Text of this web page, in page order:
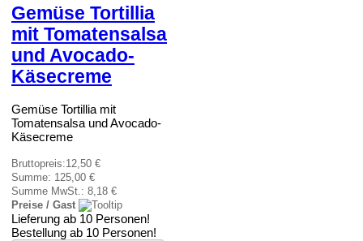
Gemüse Tortillia
mit Tomatensalsa
und Avocado-
Käsecreme
Gemüse Tortillia mit
Tomatensalsa und Avocado-
Käsecreme
Bruttopreis:12,50 €
Summe: 125,00 €
Summe MwSt.: 8,18 €
Preise / Gast
Lieferung ab 10 Personen!
Bestellung ab 10 Personen!